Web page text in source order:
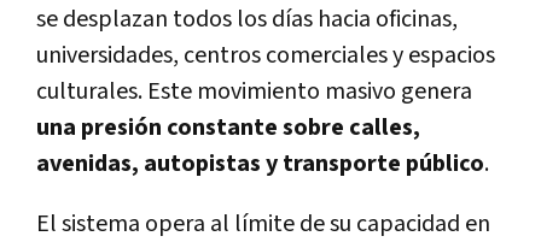
se desplazan todos los días hacia oficinas,
universidades, centros comerciales y espacios
culturales. Este movimiento masivo genera
una presión constante sobre calles,
avenidas, autopistas y transporte público.
El sistema opera al límite de su capacidad en